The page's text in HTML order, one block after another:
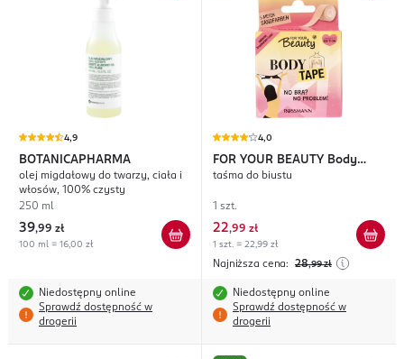
4,9
BOTANICAPHARMA
olej migdałowy do twarzy, ciała i
włosów, 100% czysty
250 ml
39,99 zł
100 ml = 16,00 zł
Niedostępny online
Sprawdź dostępność w
drogerii
4,0
FOR YOUR BEAUTY Body
Tape
taśma do biustu
1 szt.
22,99 zł
1 szt. = 22,99 zł
Najniższa cena: 28,99 zł
Niedostępny online
Sprawdź dostępność w
drogerii